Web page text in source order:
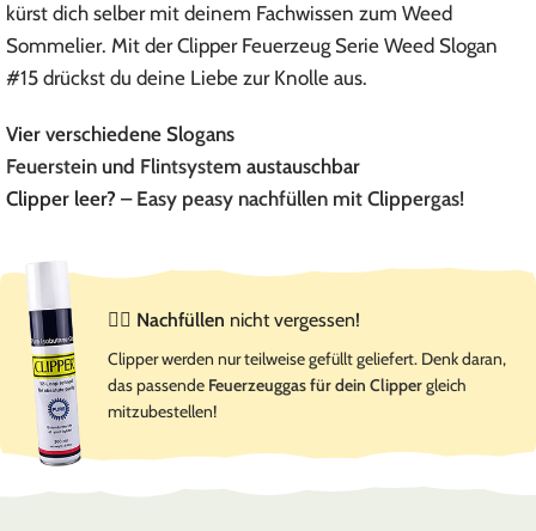
kürst dich selber mit deinem Fachwissen zum Weed
Sommelier. Mit der Clipper Feuerzeug Serie Weed Slogan
#15 drückst du deine Liebe zur Knolle aus.
Vier verschiedene Slogans
Feuerstein und Flintsystem austauschbar
Clipper leer? – Easy peasy nachfüllen mit Clippergas!
☝🏻 Nachfüllen nicht vergessen!
Clipper werden nur teilweise gefüllt geliefert. Denk daran,
das passende Feuerzeuggas für dein Clippergleich
mitzubestellen!